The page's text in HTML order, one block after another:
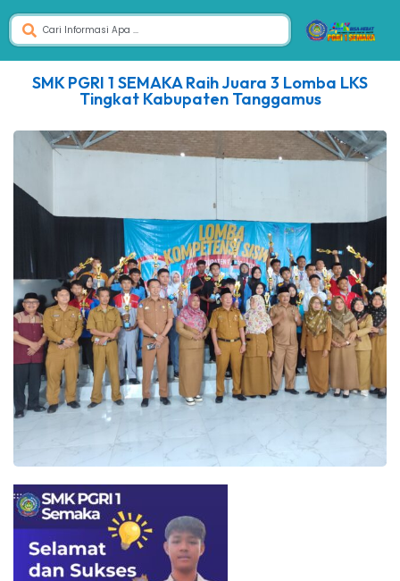
SMK PGRI 1 SEMAKA Raih Juara 3 Lomba LKS
Tingkat Kabupaten Tanggamus